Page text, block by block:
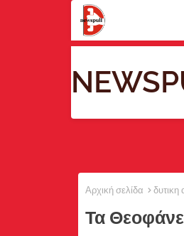
Αρχική σελίδα δυτικη
Τα